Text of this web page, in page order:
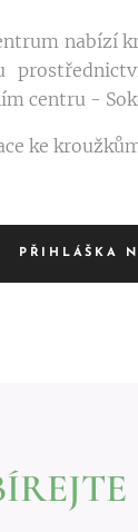
nabízí
centru -
ke
PŘIHLÁŠKA